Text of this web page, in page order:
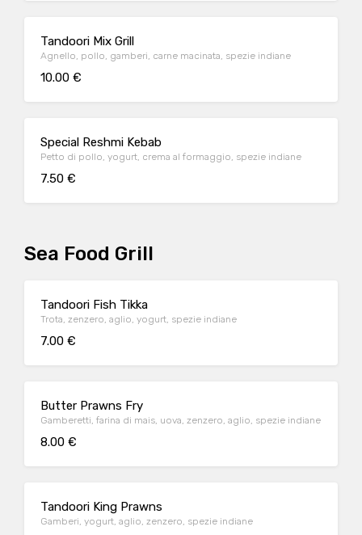
Tandoori Mix Grill
Agnello, pollo, gamberi, carne macinata, spezie indiane
10.00 €
Special Reshmi Kebab
Petto di pollo, yogurt, crema al formaggio, spezie indiane
7.50 €
Sea Food Grill
Tandoori Fish Tikka
Trota, zenzero, aglio, yogurt, spezie indiane
7.00 €
Butter Prawns Fry
Gamberetti, farina di mais, uova, zenzero, aglio, spezie indiane
8.00 €
Tandoori King Prawns
Gamberi, yogurt, aglio, zenzero, spezie indiane